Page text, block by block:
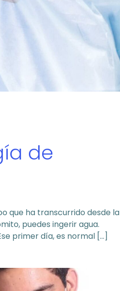
de
que ha transcurrido desde la
puedes ingerir agua.
primer día, es normal […]